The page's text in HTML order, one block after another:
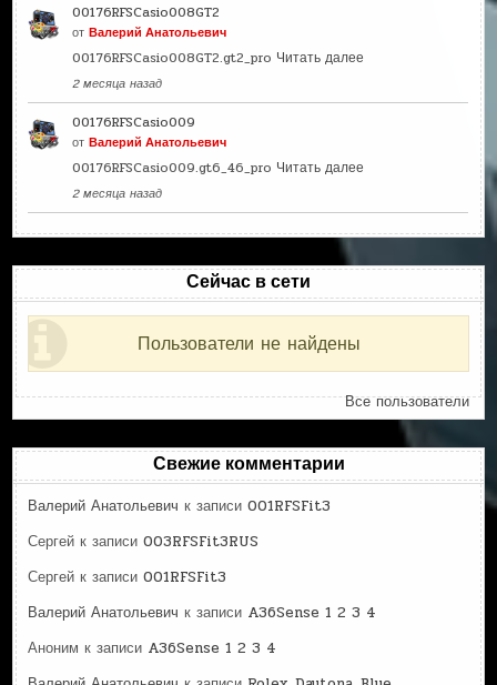
00176RFSCasio008GT2
отВалерий Анатольевич
00176RFSCasio008GT2.gt2_pro Читать далее
2 месяца назад
00176RFSCasio009
отВалерий Анатольевич
00176RFSCasio009.gt6_46_pro Читать далее
2 месяца назад
Сейчас в сети
Пользователи не найдены
Все пользователи
Свежие комментарии
Валерий Анатольевич к записи001RFSFit3
Сергей к записи003RFSFit3RUS
Сергей к записи001RFSFit3
Валерий Анатольевич к записи A36Sense 1 2 3 4
Аноним к записи A36Sense 1 2 3 4